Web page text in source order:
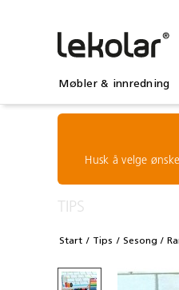
Møbler & innredning
Husk å velge
TIPS
Start Tips Sesong